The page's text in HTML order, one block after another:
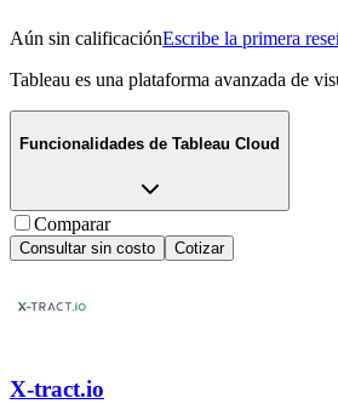
Aún sin calificaciónEscribe la primera
Tableau es una plataforma avanzada de
Funcionalidades de Tableau Cloud
Comparar
Consultar sin costo Cotizar
X-tract.io